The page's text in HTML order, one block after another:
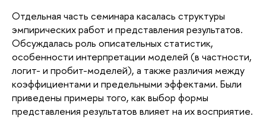
Отдельная часть семинара касалась структуры
эмпирических работ и представления результатов.
Обсуждалась роль описательных статистик,
особенности интерпретации моделей (в частности,
логит- и пробит-моделей), а также различия между
коэффициентами и предельными эффектами. Были
приведены примеры того, как выбор формы
представления результатов влияет на их восприятие.